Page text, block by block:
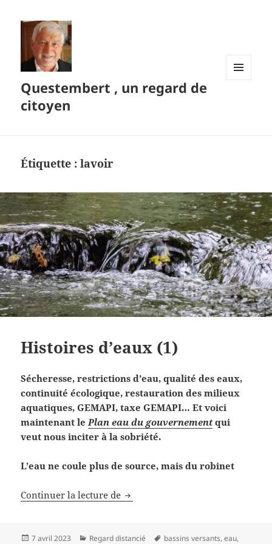
Questembert , un regard de
citoyen
Étiquette :lavoir
Histoires d’eaux (1)
Sécheresse, restrictions d’eau, qualité des eaux,
continuité écologique, restauration des milieux
aquatiques, GEMAPI, taxe GEMAPI… Et voici
maintenant le Plan eau du gouvernement qui
veut nous inciter à la sobriété.
L’eau ne coule plus de source, mais du robinet
Continuer la lecture de Histoires d’eaux (1)
Publié
7 avril 2023 Catégories
Regard distancié
Mots-
bassins versants,eau,